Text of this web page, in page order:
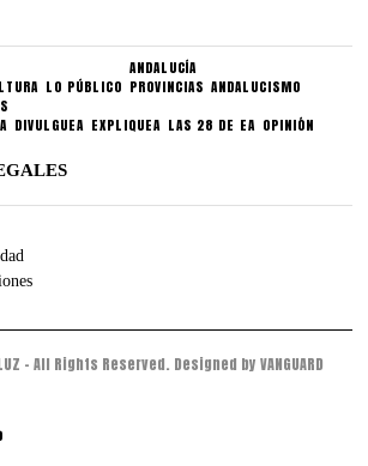
LO PÚBLICO
ANDALUCÍA
PROVINCIAS ANDALUCISMO
DIVULGUEA EXPLIQUEA LAS 28 DE EA OPINIÓN
- All Rights Reserved. Designed by VANGUARD